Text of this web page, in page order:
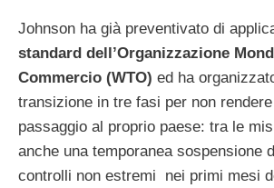
Johnson ha già preventivato di
standard dell’Organizzazione
Commercio (WTO) ed ha
transizione in tre fasi per non
passaggio al proprio paese: tra le
anche una temporanea sospensione
controlli non estremi nei primi mesi